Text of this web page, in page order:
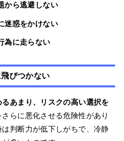
から逃避しない
迷惑をかけない
為に走らない
びつかない
あまり、リスクの高い選択を
らに悪化させる危険性があり
判断力が低下しがちで、冷静